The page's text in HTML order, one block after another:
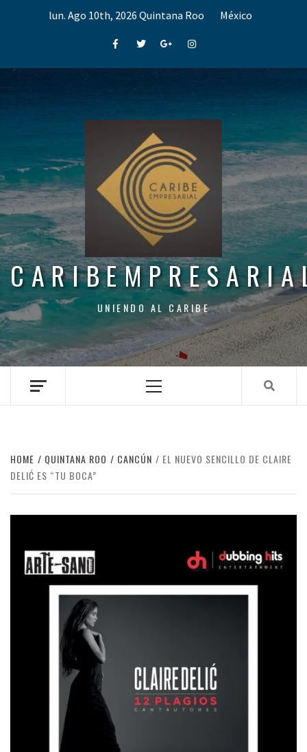
lun. Ago 10th, 2026 Quintana Roo México
FacebookTwitterGoogle+Instagram
UNIENDO AL CARIBE
Menu
HOME QUINTANA ROO CANCÚN
EL NUEVO SENCILLO DE CLAIRE
DELIĆ ES “TU BOCA”